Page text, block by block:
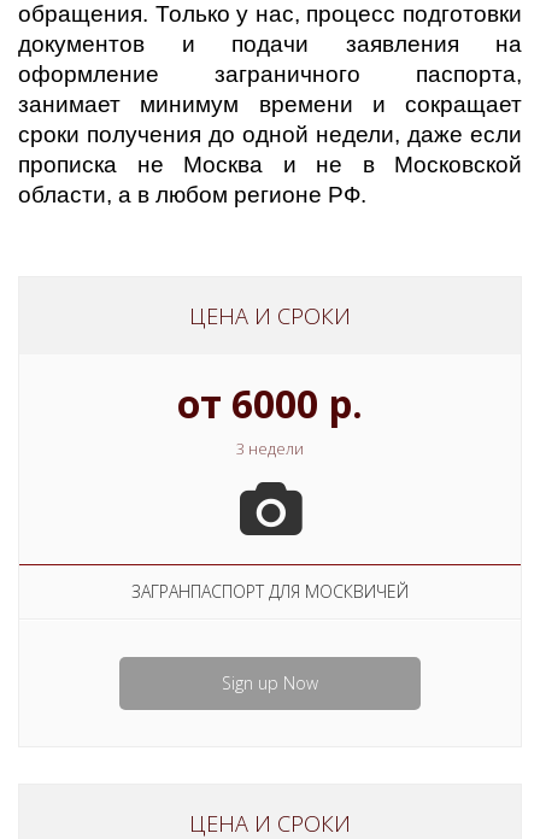
обращения. Только у нас, процесс подготовки
документов и подачи заявления на
оформление заграничного паспорта,
занимает минимум времени и сокращает
сроки получения до одной недели, даже если
прописка не Москва и не в Московской
области, а в любом регионе РФ.
ЦЕНА И СРОКИ
от 6000 р.
3 недели
ЗАГРАНПАСПОРТ ДЛЯ МОСКВИЧЕЙ
Sign up Now
ЦЕНА И СРОКИ